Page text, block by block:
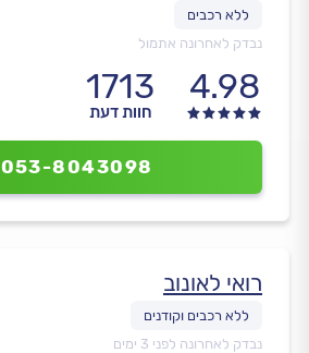
נבדק לאחרונה אתמול
4.98
1713
חוות דעת
053-8043098
רואי לאונוב
נבדק לאחרונה לפני 3 ימים